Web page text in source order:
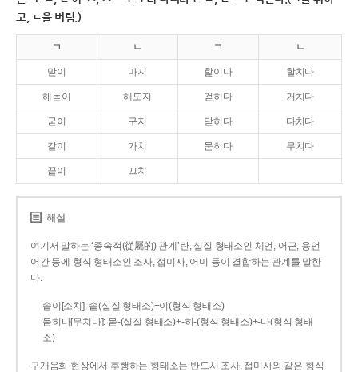
고, ㄴ을 버림.)
ㄱ ㄴ ㄱ ㄴ
맏이 마지 핥이다 할치다
해돋이 해도지 걷히다 거치다
굳이 구지 닫히다 다치다
같이 가치 묻히다 무치다
끝이 끄치
해설
여기서 말하는 ‘종속적(從屬的) 관계’란, 실질 형태소인 체언, 어근, 용언
어간 등에 형식 형태소인 조사, 접미사, 어미 등이 결합하는 관계를 말한
다.
솥이[소치]: 솥(실질 형태소)+이(형식 형태소)
묻히다[무치다]: 묻­-(실질 형태소)+­-히­-(형식 형태소)+-다(형식 형태
소)
구개음화 현상에서 후행하는 형태소는 반드시 조사, 접미사와 같은 형식